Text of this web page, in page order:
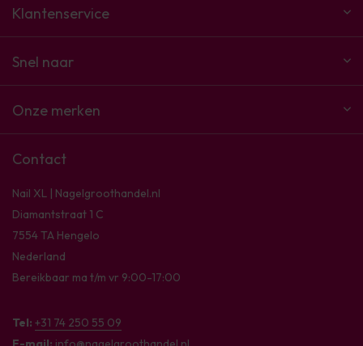
Klantenservice
Snel naar
Onze merken
Contact
Nail XL | Nagelgroothandel.nl
Diamantstraat 1 C
7554 TA Hengelo
Nederland
Bereikbaar ma t/m vr 9:00-17:00
Tel: +31 74 250 55 09